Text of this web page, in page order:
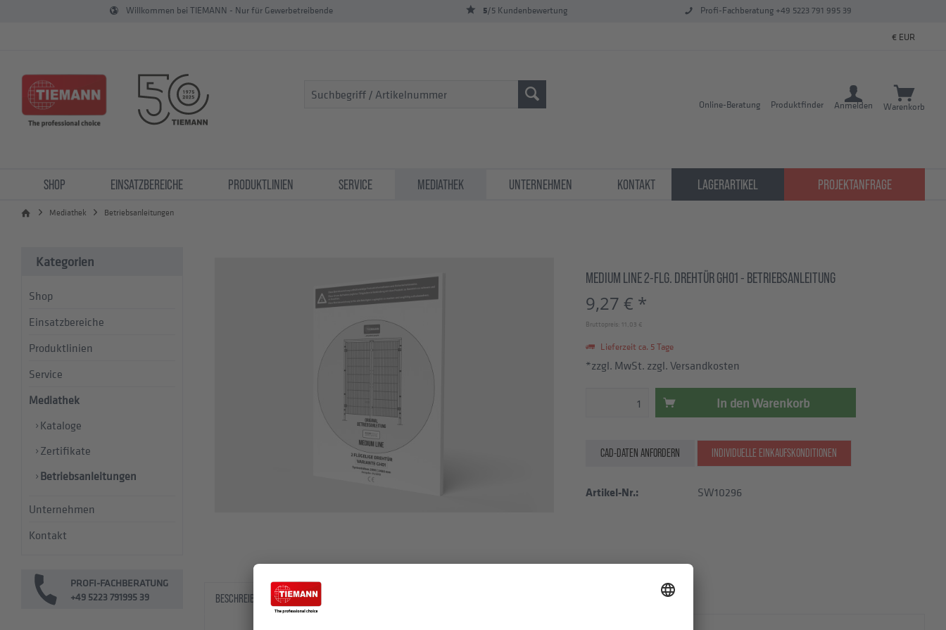
Willkommen bei TIEMANN - Nur für Gewerbetreibende 5/5 Kundenbewertung Profi-Fachberatung +49 5223 791 995 39
Warenkorb
Anmelden
Produktfinder
Online-Beratung
SHOP EINSATZBEREICHE PRODUKTLINIEN SERVICE MEDIATHEK UNTERNEHMEN KONTAKT LAGERARTIKEL PROJEKTANFRAGE
Mediathek Betriebsanleitungen
Kategorien
Shop
Einsatzbereiche
Produktlinien
Service
Mediathek
Kataloge
Zertifikate
Betriebsanleitungen
Unternehmen
Kontakt
PROFI-FACHBERATUNG
+49 5223 791995 39
MEDIUM LINE 2-FLG. DREHTÜR GH01 - BETRIEBSANLEITUNG
9,27 € *
Bruttopreis: 11,03 €
Lieferzeit ca. 5 Tage
*zzgl. MwSt. zzgl. Versandkosten
In den Warenkorb
CAD-DATEN ANFORDERN INDIVIDUELLE EINKAUFSKONDITIONEN
Artikel-Nr.: SW10296
BESCHREIBUNG DOWNLOADS